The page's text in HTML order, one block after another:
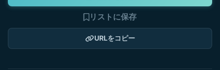
リストに保存
URLをコピー